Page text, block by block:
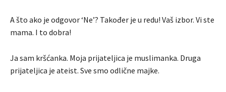
A što ako je odgovor ‘Ne’? Također je u redu! Vaš izbor. Vi ste
mama. I to dobra!
Ja sam kršćanka. Moja prijateljica je muslimanka. Druga
prijateljica je ateist. Sve smo odlične majke.